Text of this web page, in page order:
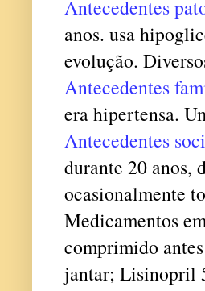
Antecedentes
anos. usa
evolução.
Antecedentes
era hipertensa.
Antecedentes
durante 20 anos,
ocasionalmente
Medicamentos
comprimido
jantar; Lisinopril